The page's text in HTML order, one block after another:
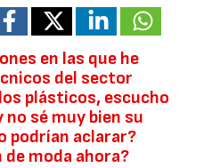
en las que he
del sector
plásticos, escucho
no sé muy bien su
podrían aclarar?
moda ahora?